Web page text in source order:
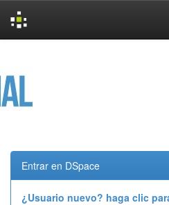
Entrar en DSpace
¿Usuario nuevo? haga clic